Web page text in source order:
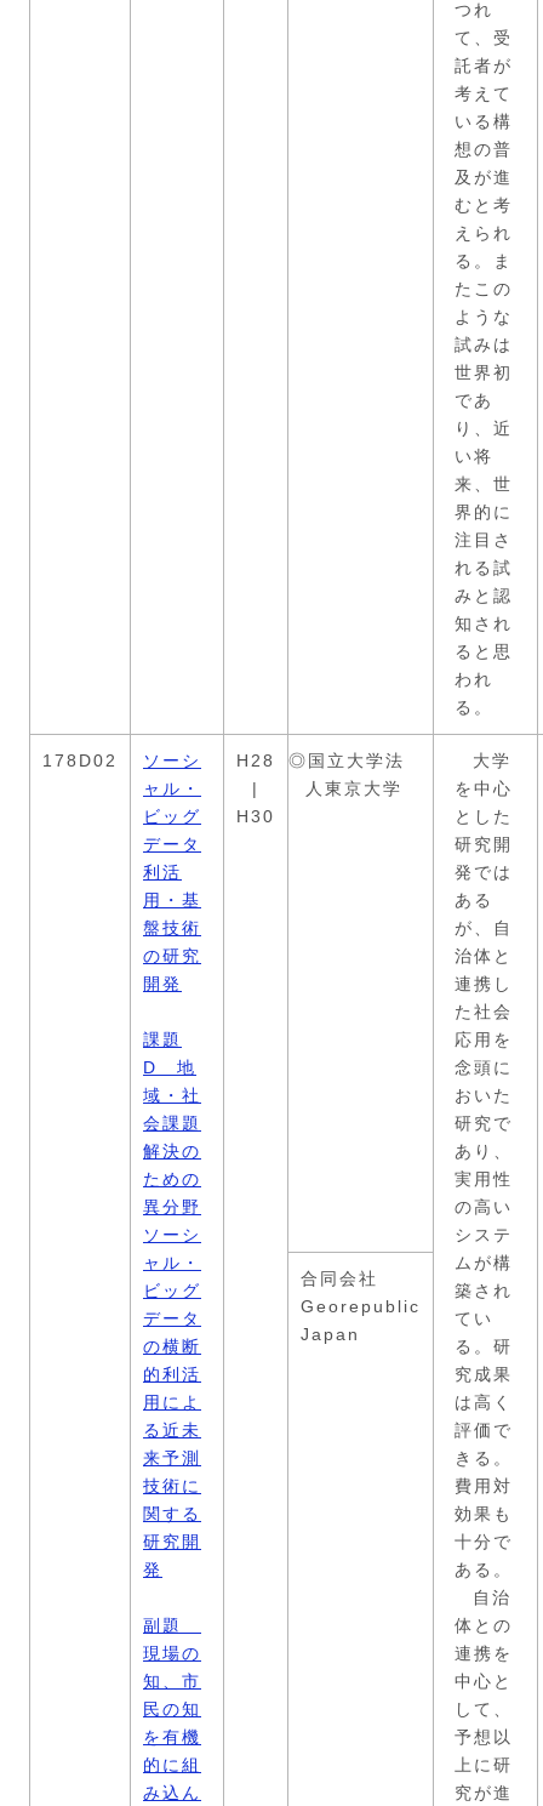
つれ
て、受
託者が
考えて
いる構
想の普
及が進
むと考
えられ
る。ま
たこの
ような
試みは
世界初
であ
り、近
い将
来、世
界的に
注目さ
れる試
みと認
知され
ると思
われ
る。
178D02
ソーシ
ャル・
ビッグ
データ
利活
用・基
盤技術
の研究
開発
課題
D 地
域・社
会課題
解決の
ための
異分野
ソーシ
ャル・
ビッグ
データ
の横断
的利活
用によ
る近未
来予測
技術に
関する
研究開
発
副題
現場の
知、市
民の知
を有機
的に組
み込ん
H28
|
H30
◎国立大学法
人東京大学
大学
を中心
とした
研究開
発では
ある
が、自
治体と
連携し
た社会
応用を
念頭に
おいた
研究で
あり、
実用性
の高い
システ
ムが構
築され
てい
る。研
究成果
は高く
評価で
きる。
費用対
効果も
十分で
ある。
自治
体との
連携を
中心と
して、
予想以
上に研
究が進
合同会社
Georepublic
Japan